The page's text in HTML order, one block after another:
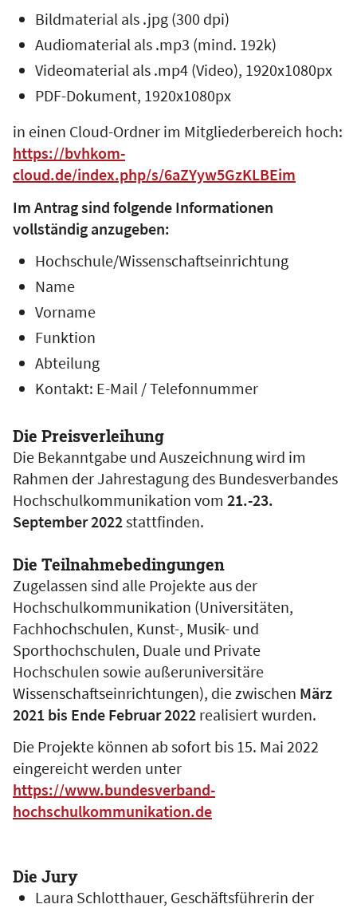
Bildmaterial als .jpg (300 dpi)
Audiomaterial als .mp3 (mind. 192k)
Videomaterial als .mp4 (Video), 1920x1080px
PDF-Dokument, 1920x1080px
in einen Cloud-Ordner im Mitgliederbereich hoch:
https://bvhkom-
cloud.de/index.php/s/6aZYyw5GzKLBEim
Im Antrag sind folgende Informationen
vollständig anzugeben:
Hochschule/Wissenschaftseinrichtung
Name
Vorname
Funktion
Abteilung
Kontakt: E-Mail / Telefonnummer
Die Preisverleihung
Die Bekanntgabe und Auszeichnung wird im
Rahmen der Jahrestagung des Bundesverbandes
Hochschulkommunikation vom 21.-23.
September 2022stattfinden.
Die Teilnahmebedingungen
Zugelassen sind alle Projekte aus der
Hochschulkommunikation (Universitäten,
Fachhochschulen, Kunst-, Musik- und
Sporthochschulen, Duale und Private
Hochschulen sowie außeruniversitäre
Wissenschaftseinrichtungen), die zwischen März
2021 bis Ende Februar 2022 realisiert wurden.
Die Projekte können ab sofort bis 15. Mai 2022
eingereicht werden unter
https://www.bundesverband-
hochschulkommunikation.de
Die Jury
Laura Schlotthauer, Geschäftsführerin der